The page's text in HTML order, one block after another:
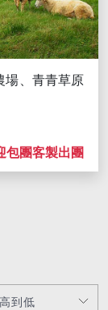
場、青青草原
包團客製出團